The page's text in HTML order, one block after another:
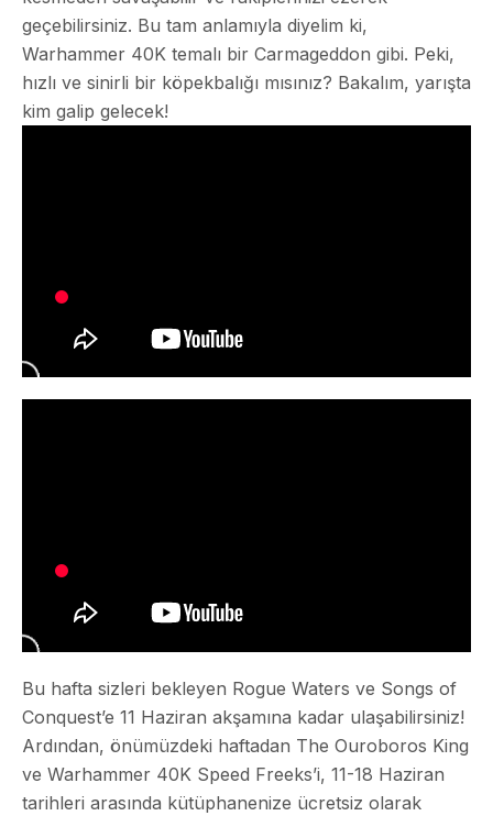
geçebilirsiniz. Bu tam anlamıyla diyelim ki,
Warhammer 40K temalı bir Carmageddon gibi. Peki,
hızlı ve sinirli bir köpekbalığı mısınız? Bakalım, yarışta
kim galip gelecek!
Bu hafta sizleri bekleyen Rogue Waters ve Songs of
Conquest’e 11 Haziran akşamına kadar ulaşabilirsiniz!
Ardından, önümüzdeki haftadan The Ouroboros King
ve Warhammer 40K Speed Freeks’i, 11-18 Haziran
tarihleri arasında kütüphanenize ücretsiz olarak